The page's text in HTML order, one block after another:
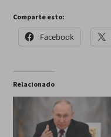
Comparte esto:
Facebook
Relacionado